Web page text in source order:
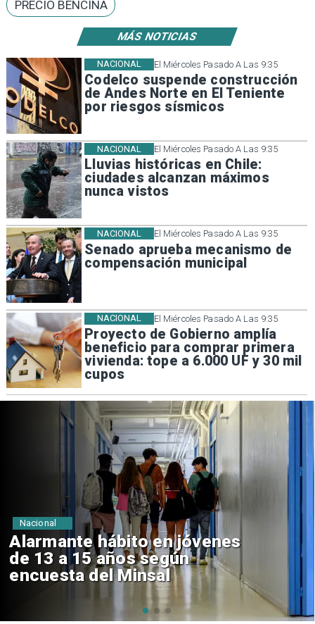
MÁS NOTICIAS
El Miércoles Pasado A Las 9:35
Codelco suspende construcción
de Andes Norte en El Teniente
por riesgos sísmicos
NACIONAL
El Miércoles Pasado A Las 9:35
Lluvias históricas en Chile:
ciudades alcanzan máximos
nunca vistos
NACIONAL
El Miércoles Pasado A Las 9:35
Senado aprueba mecanismo de
compensación municipal
NACIONAL
El Miércoles Pasado A Las 9:35
Proyecto de Gobierno amplía
beneficio para comprar primera
vivienda: tope a 6.000 UF y 30 mil
cupos
NACIONAL
PRECIO BENCINA
Aprueban creación del Parque
Sebastián Piñera con inversión
de $4 mil millones
Regiones